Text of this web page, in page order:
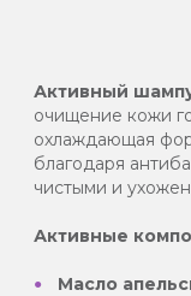
Активный
очищение кожи
охлаждающая
благодаря
чистыми и
Активные
Масло